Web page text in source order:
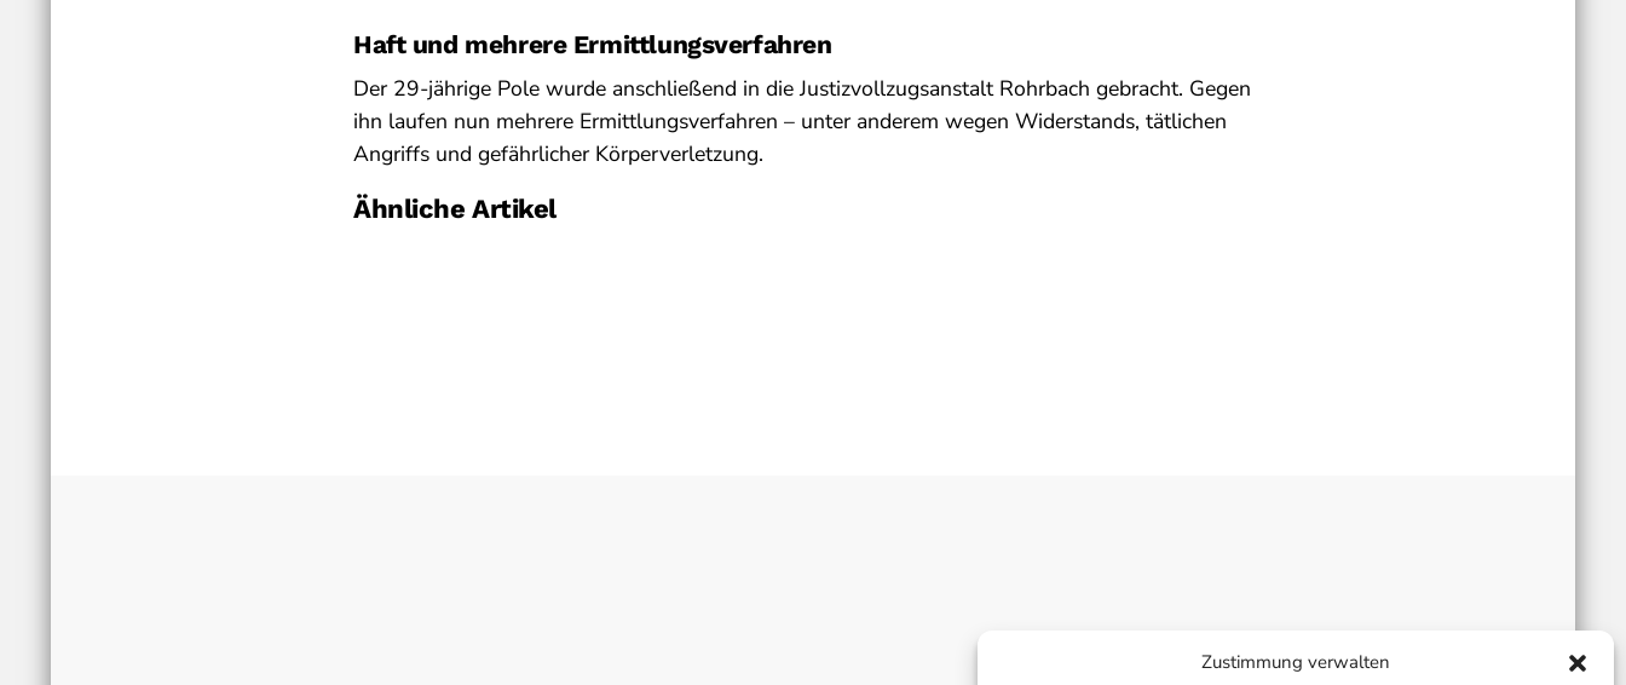
Zustimmung verwalten
Haft und mehrere Ermittlungsverfahren
Der 29-jährige Pole wurde anschließend in die Justizvollzugsanstalt Rohrbach gebracht. Gegen
ihn laufen nun mehrere Ermittlungsverfahren – unter anderem wegen Widerstands, tätlichen
Angriffs und gefährlicher Körperverletzung.
Ähnliche Artikel